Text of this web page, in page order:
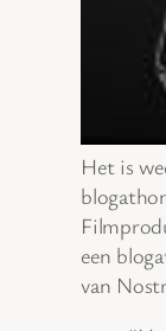
Het is
een
van